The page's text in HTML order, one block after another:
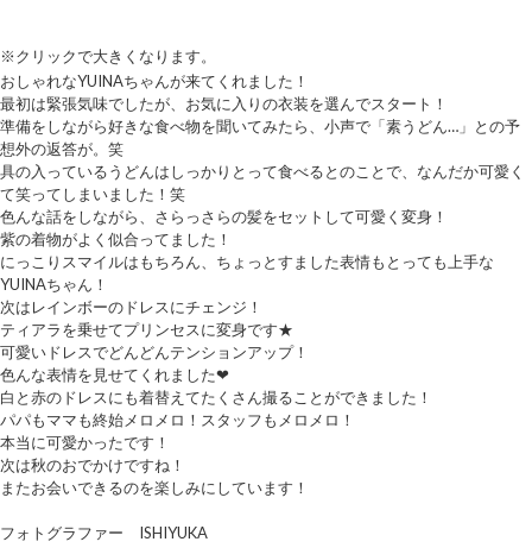
※クリックで大きくなります。
おしゃれなYUINAちゃんが来てくれました！
最初は緊張気味でしたが、お気に入りの衣装を選んでスタート！
準備をしながら好きな食べ物を聞いてみたら、小声で「素うどん…」との予
想外の返答が。笑
具の入っているうどんはしっかりとって食べるとのことで、なんだか可愛く
て笑ってしまいました！笑
色んな話をしながら、さらっさらの髪をセットして可愛く変身！
紫の着物がよく似合ってました！
にっこりスマイルはもちろん、ちょっとすました表情もとっても上手な
YUINAちゃん！
次はレインボーのドレスにチェンジ！
ティアラを乗せてプリンセスに変身です★
可愛いドレスでどんどんテンションアップ！
色んな表情を見せてくれました❤︎
白と赤のドレスにも着替えてたくさん撮ることができました！
パパもママも終始メロメロ！スタッフもメロメロ！
本当に可愛かったです！
次は秋のおでかけですね！
またお会いできるのを楽しみにしています！
フォトグラファー ISHIYUKA